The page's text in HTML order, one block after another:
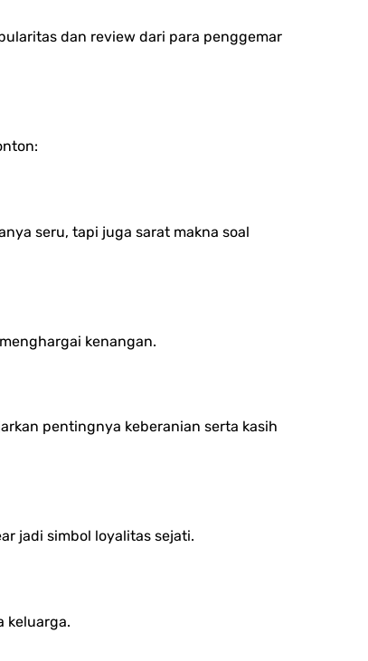
dan review dari para penggemar
seru, tapi juga sarat makna soal
kenangan.
pentingnya keberanian serta kasih
jadi simbol loyalitas sejati.
keluarga.